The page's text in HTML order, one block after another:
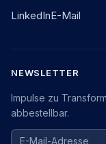
LinkedInE-Mail
NEWSLETTER
Impulse zu
abbestellbar.
E-Mail-Adresse